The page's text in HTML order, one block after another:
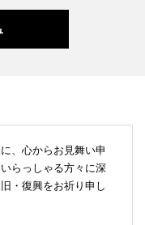
、心からお見舞い申
らっしゃる方々に深
・復興をお祈り申し